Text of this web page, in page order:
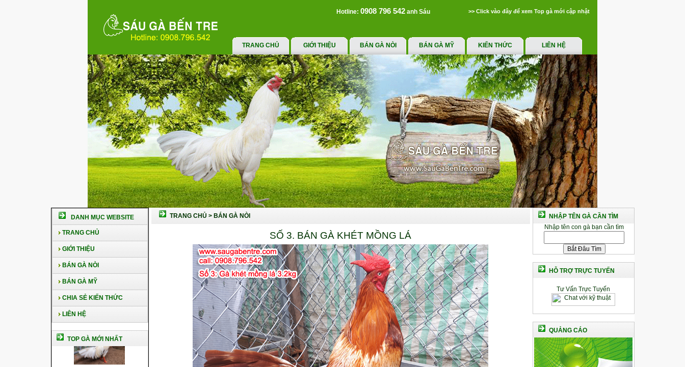
Hotline: 0908 796 542 anh Sáu >> Click vào đây để xem Top gà mới cập nhật
TRANG CHỦ GIỚI THIỆU BÁN GÀ NÒI BÁN GÀ MỸ KIẾN THỨC LIÊN HỆ
DANH MỤC WEBSITE
TRANG CHỦ
GIỚI THIỆU
BÁN GÀ NÒI
BÁN GÀ MỸ
CHIA SẺ KIẾN THỨC
LIÊN HỆ
TOP GÀ MỚI NHẤT
TRANG CHỦ > BÁN GÀ NÒI
SỐ 3. BÁN GÀ KHÉT MỒNG LÁ
NHẬP TÊN GÀ CẦN TÌM
Nhập tên con gà bạn cần tìm
HỖ TRỢ TRỰC TUYẾN
Tư Vấn Trực Tuyến
QUẢNG CÁO